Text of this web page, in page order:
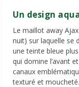
Un design
Le maillot away
nuit) sur laquelle se
une teinte bleue
qui domine l’avant
canaux
texturé et moucheté.